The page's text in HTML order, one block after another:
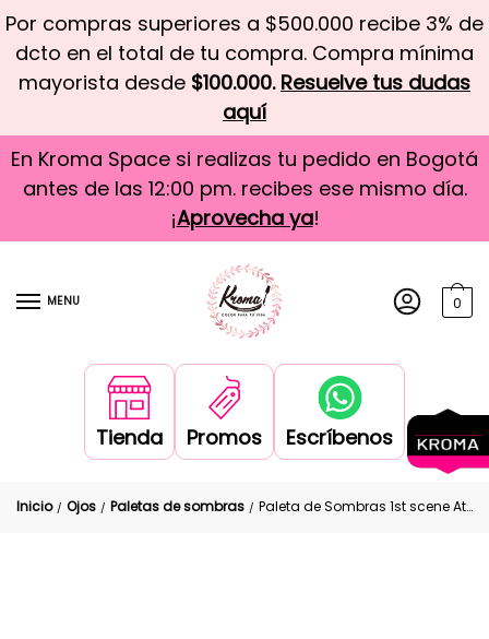
Por compras superiores a $500.000 recibe 3% de
dcto en el total de tu compra. Compra mínima
mayorista desde $100.000. Resuelve tus dudas
aquí
En Kroma Space si realizas tu pedido en Bogotá
antes de las 12:00 pm. recibes ese mismo día.
¡Aprovecha ya!
MENU 0
Tienda Promos Escríbenos
Inicio / Ojos / Paletas de sombras / Paleta de Sombras 1st scene Atenea Profesional